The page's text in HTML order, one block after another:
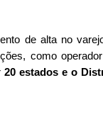
de alta no
como
20 estados e o